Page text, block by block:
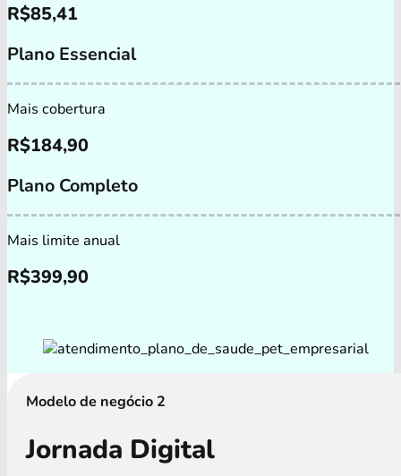
R$85,41
Plano Essencial
Mais cobertura
R$184,90
Plano Completo
Mais limite anual
R$399,90
Modelo de negócio 2
Jornada Digital